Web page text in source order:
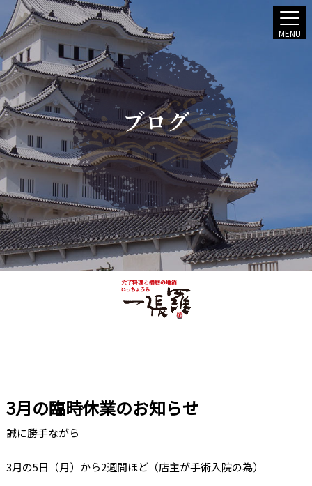
ブログ
MENU
3月の臨時休業のお知らせ
誠に勝手ながら
3月の5日（月）から2週間ほど（店主が手術入院の為）